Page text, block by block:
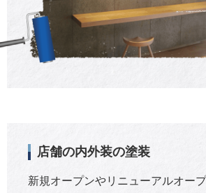
店舗の内外装の塗装
新規オープンやリニューアルオー